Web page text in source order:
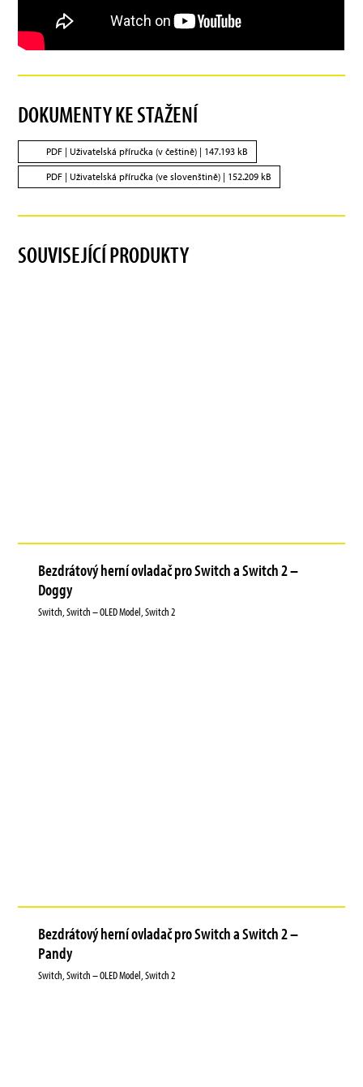
DOKUMENTY KE STAŽENÍ
PDF |Uživatelská příručka (v češtině) | 147.193 kB
PDF |Uživatelská příručka (ve slovenštině) | 152.209 kB
SOUVISEJÍCÍ PRODUKTY
Bezdrátový herní ovladač pro Switch a Switch 2 –
Doggy
Switch, Switch – OLED Model, Switch 2
Bezdrátový herní ovladač pro Switch a Switch 2 –
Pandy
Switch, Switch – OLED Model, Switch 2